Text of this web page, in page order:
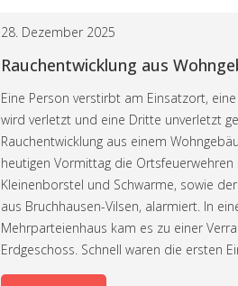
28. Dezember 2025
Rauchentwicklung aus
Eine Person verstirbt am Einsatzort,
wird verletzt und eine Dritte unverletzt
Rauchentwicklung aus einem
heutigen Vormittag die
Kleinenborstel und Schwarme, sowie
aus Bruchhausen-Vilsen, alarmiert. In
Mehrparteienhaus kam es zu einer
Erdgeschoss. Schnell waren die ersten